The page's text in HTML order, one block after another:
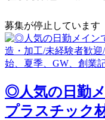
募集が停止しています
◎人気の日勤
プラスチック